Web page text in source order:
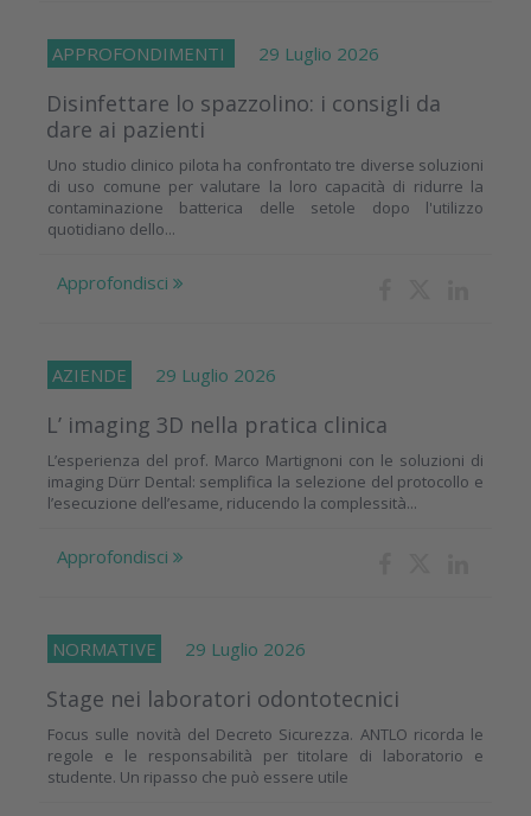
APPROFONDIMENTI 29 Luglio 2026
Disinfettare lo spazzolino: i consigli da
dare ai pazienti
Uno studio clinico pilota ha confrontato tre diverse soluzioni
di uso comune per valutare la loro capacità di ridurre la
contaminazione batterica delle setole dopo l'utilizzo
quotidiano dello...
Approfondisci
AZIENDE 29 Luglio 2026
L’ imaging 3D nella pratica clinica
L’esperienza del prof. Marco Martignoni con le soluzioni di
imaging Dürr Dental: semplifica la selezione del protocollo e
l’esecuzione dell’esame, riducendo la complessità...
Approfondisci
NORMATIVE 29 Luglio 2026
Stage nei laboratori odontotecnici
Focus sulle novità del Decreto Sicurezza. ANTLO ricorda le
regole e le responsabilità per titolare di laboratorio e
studente. Un ripasso che può essere utile